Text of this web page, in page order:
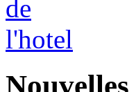
Nouvelles